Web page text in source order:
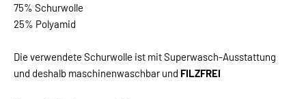
75% Schurwolle
25% Polyamid
Die verwendete Schurwolle ist mit Superwasch-Ausstattung
und deshalb maschinenwaschbar und FILZFREI